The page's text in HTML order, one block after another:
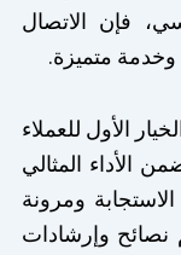
فإن الاتصال
متميزة.
الأول للعملاء
الأداء المثالي
ومرونة
نصائح وإرشادات